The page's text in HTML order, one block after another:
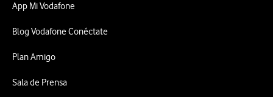
App Mi Vodafone
Blog Vodafone Conéctate
Plan Amigo
Sala de Prensa